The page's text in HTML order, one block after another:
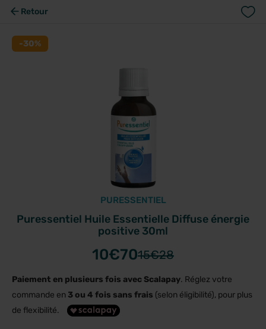
Retour
PURESSENTIEL
Puressentiel Huile Essentielle Diffuse énergie
positive 30ml
10€7015€28
Paiement en plusieurs fois avec Scalapay. Réglez votre
commande en 3 ou 4 fois sans frais (selon éligibilité), pour plus
de flexibilité.
-30%